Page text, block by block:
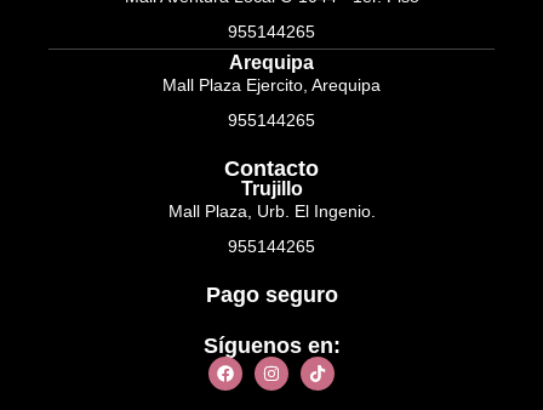
955144265
Arequipa
Mall Plaza Ejercito, Arequipa
955144265
Contacto
Trujillo
Mall Plaza, Urb. El Ingenio.
955144265
Pago seguro
Síguenos en: